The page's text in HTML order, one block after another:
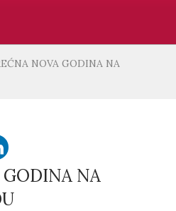
NOVA GODINA NA
GODINA NA